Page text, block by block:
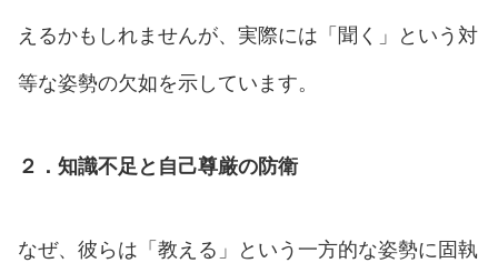
えるかもしれませんが、実際には「聞く」という対
等な姿勢の欠如を示しています。
２．知識不足と自己尊厳の防衛
なぜ、彼らは「教える」という一方的な姿勢に固執